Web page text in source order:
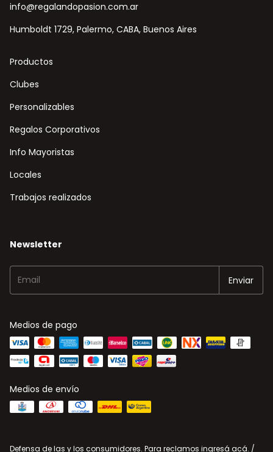
info@regalandopasion.com.ar
Humboldt 1729, Palermo, CABA, Buenos Aires
Productos
Clubes
Personalizables
Regalos Corporativos
Info Mayoristas
Locales
Trabajos realizados
Newsletter
Medios de pago
Medios de envío
Defensa de las y los consumidores. Para reclamos ingresá acá. /